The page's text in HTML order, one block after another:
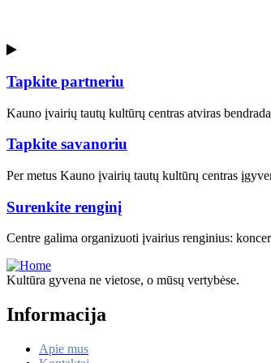
Tapkite partneriu
Kauno įvairių tautų kultūrų centras atviras
Tapkite savanoriu
Per metus Kauno įvairių tautų kultūrų centras
Surenkite renginį
Centre galima organizuoti įvairius renginius:
Kultūra gyvena ne vietose, o mūsų vertybėse.
Informacija
Apie mus